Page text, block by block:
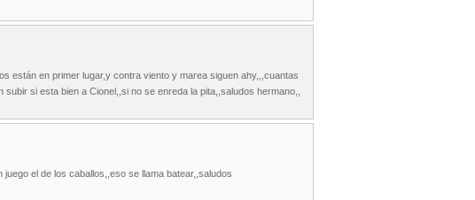
están en primer lugar,y contra viento y marea siguen ahy,,,cuantas
si esta bien a Cionel,,si no se enreda la pita,,saludos hermano,,
el de los caballos,,eso se llama batear,,saludos